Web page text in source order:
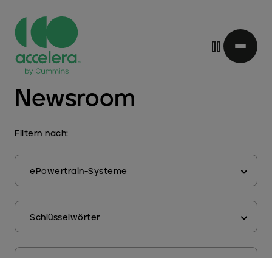
DirektNewsroom
Filtern nach:
schaffen
Schlüsselwörter